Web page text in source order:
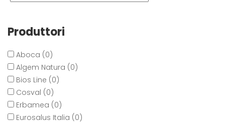
Produttori
Aboca (0)
Algem Natura (0)
Bios Line (0)
Cosval (0)
Erbamea (0)
Eurosalus Italia (0)